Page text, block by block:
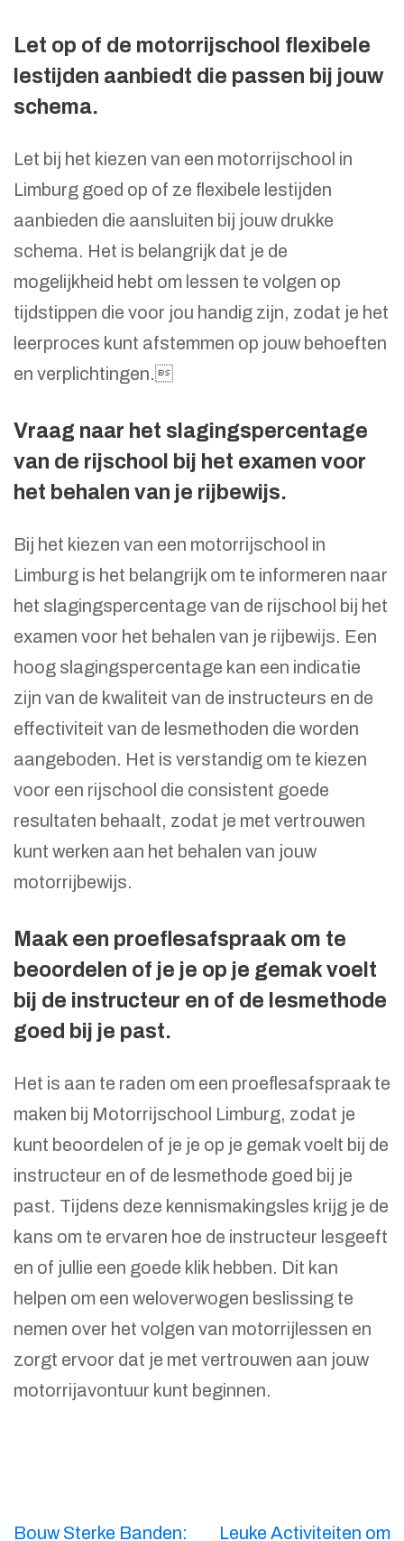
Let op of de motorrijschool flexibele
lestijden aanbiedt die passen bij jouw
schema.
Let bij het kiezen van een motorrijschool in
Limburg goed op of ze flexibele lestijden
aanbieden die aansluiten bij jouw drukke
schema. Het is belangrijk dat je de
mogelijkheid hebt om lessen te volgen op
tijdstippen die voor jou handig zijn, zodat je het
leerproces kunt afstemmen op jouw behoeften
en verplichtingen.
Vraag naar het slagingspercentage
van de rijschool bij het examen voor
het behalen van je rijbewijs.
Bij het kiezen van een motorrijschool in
Limburg is het belangrijk om te informeren naar
het slagingspercentage van de rijschool bij het
examen voor het behalen van je rijbewijs. Een
hoog slagingspercentage kan een indicatie
zijn van de kwaliteit van de instructeurs en de
effectiviteit van de lesmethoden die worden
aangeboden. Het is verstandig om te kiezen
voor een rijschool die consistent goede
resultaten behaalt, zodat je met vertrouwen
kunt werken aan het behalen van jouw
motorrijbewijs.
Maak een proeflesafspraak om te
beoordelen of je je op je gemak voelt
bij de instructeur en of de lesmethode
goed bij je past.
Het is aan te raden om een proeflesafspraak te
maken bij Motorrijschool Limburg, zodat je
kunt beoordelen of je je op je gemak voelt bij de
instructeur en of de lesmethode goed bij je
past. Tijdens deze kennismakingsles krijg je de
kans om te ervaren hoe de instructeur lesgeeft
en of jullie een goede klik hebben. Dit kan
helpen om een weloverwogen beslissing te
nemen over het volgen van motorrijlessen en
zorgt ervoor dat je met vertrouwen aan jouw
motorrijavontuur kunt beginnen.
Berichtnavigatie
Bouw Sterke Banden: Leuke Activiteiten om